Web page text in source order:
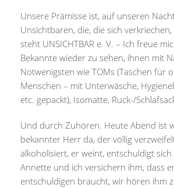
Unsere Prämisse ist, auf unseren
Unsichtbaren, die, die sich
steht UNSICHTBAR e. V. – Ich freue
Bekannte wieder zu sehen, ihnen mit
Notwenigsten wie TOMs (Taschen für
Menschen – mit Unterwäsche,
etc. gepackt), Isomatte, Ruck-/
Und durch Zuhören. Heute Abend ist
bekannter Herr da, der völlig
alkoholisiert, er weint, entschuldigt
Annette und ich versichern ihm, dass
entschuldigen braucht, wir hören ihm